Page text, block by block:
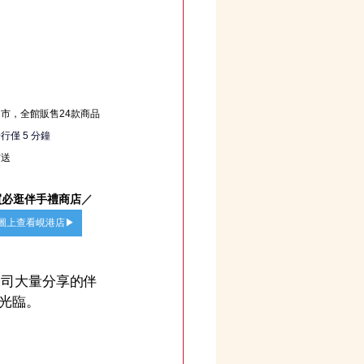
，全館販售24款商品
僅 5 分鐘
逛伴手禮商店／
上查看峴港店▶
大量分享的伴
臨。